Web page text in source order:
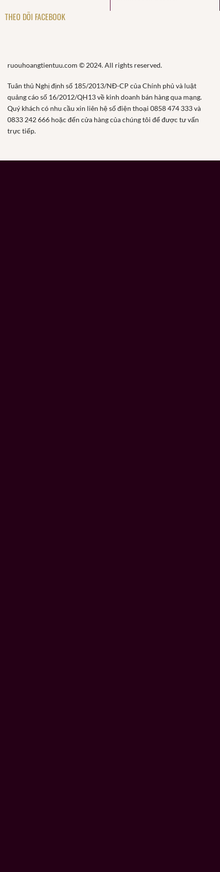
THEO DÕI FACEBOOK
ruouhoangtientuu.com © 2024. All rights reserved.
Tuân thủ Nghị định số 185/2013/NĐ-CP của Chính phủ và luật
quảng cáo số 16/2012/QH13 về kinh doanh bán hàng qua mạng.
Quý khách có nhu cầu xin liên hệ số điện thoại 0858 474 333 và
0833 242 666 hoặc đến cửa hàng của chúng tôi để được tư vấn
trực tiếp.